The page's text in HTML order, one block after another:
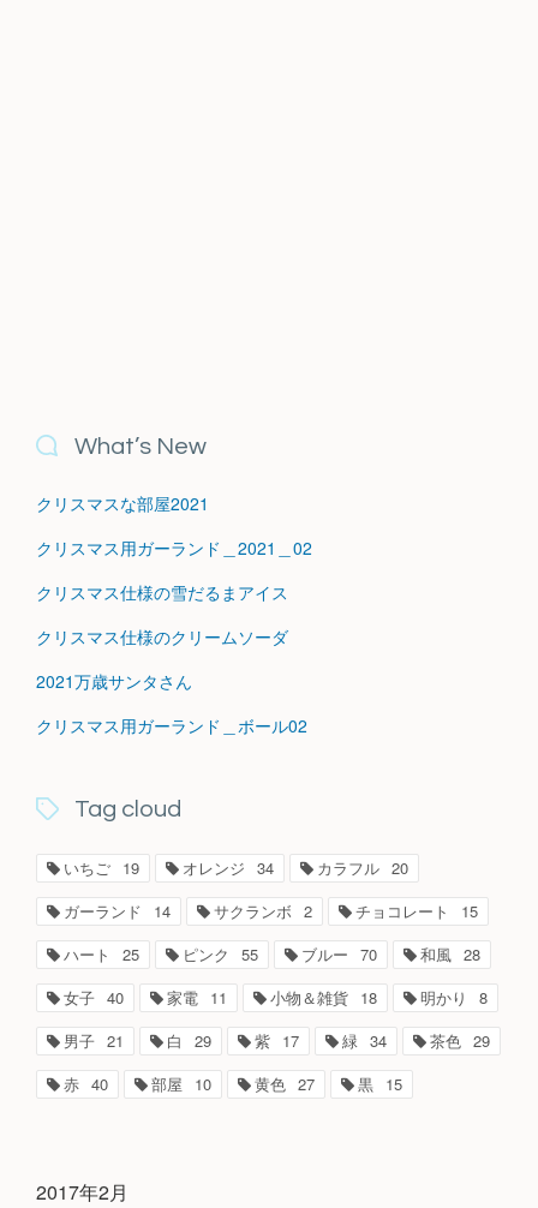
What’s New
クリスマスな部屋2021
クリスマス用ガーランド＿2021＿02
クリスマス仕様の雪だるまアイス
クリスマス仕様のクリームソーダ
2021万歳サンタさん
クリスマス用ガーランド＿ボール02
Tag cloud
いちご 19 オレンジ 34 カラフル 20
ガーランド
14 サクランボ 2 チョコレート
15
ハート
25 ピンク 55 ブルー 70 和風 28
女子 40 家電 11 小物＆雑貨 18 明かり
8
男子 21 白 29 紫 17 緑 34 茶色 29
赤 40 部屋 10 黄色 27 黒 15
2017年2月